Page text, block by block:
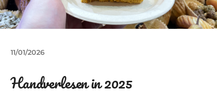
11/01/2026
Handverlesen in 2025